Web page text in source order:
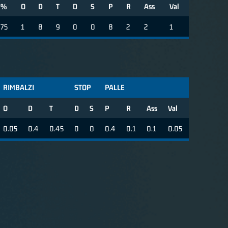
% O D T D S P R Ass Val
75 1 8 9 0 0 8 2 2 1
RIMBALZI STOP PALLE
O D T D S P R Ass Val
0.05 0.4 0.45 0 0 0.4 0.1 0.1 0.05